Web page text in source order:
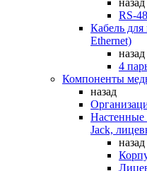
назад
RS-
Кабель
Ethernet)
назад
4
Компоненты
назад
Настенные
Jack,
назад